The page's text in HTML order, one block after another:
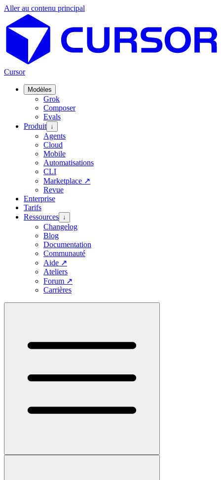
Aller au contenu principal
Cursor
Modèles
Grok
Composer
Evals
Produit ↓
Agents
Cloud
Mobile
Automatisations
CLI
Marketplace ↗
Revue
Enterprise
Tarifs
Ressources ↓
Changelog
Blog
Documentation
Communauté
Aide ↗
Ateliers
Forum ↗
Carrières